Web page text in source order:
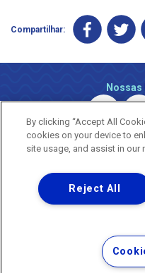
Compartilhar:
Nossas
Uma empresa
Nossa
Termos Gerais de
Política de
By clicking “Accept All
cookies on your device to
site usage, and assist in our
Reject All